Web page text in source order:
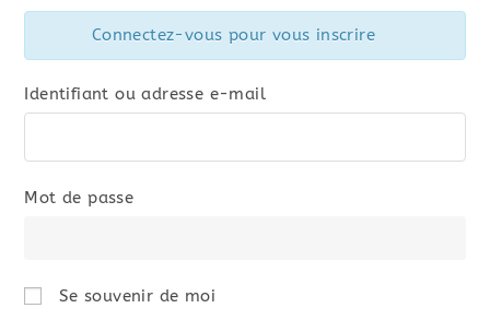
Connectez-vous pour vous inscrire
Identifiant ou adresse e-mail
Mot de passe
Se souvenir de moi